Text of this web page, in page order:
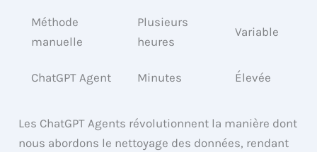
Méthode
manuelle
Plusieurs
heures
Variable
ChatGPT Agent Minutes Élevée
Les ChatGPT Agents révolutionnent la manière dont
nous abordons le nettoyage des données, rendant